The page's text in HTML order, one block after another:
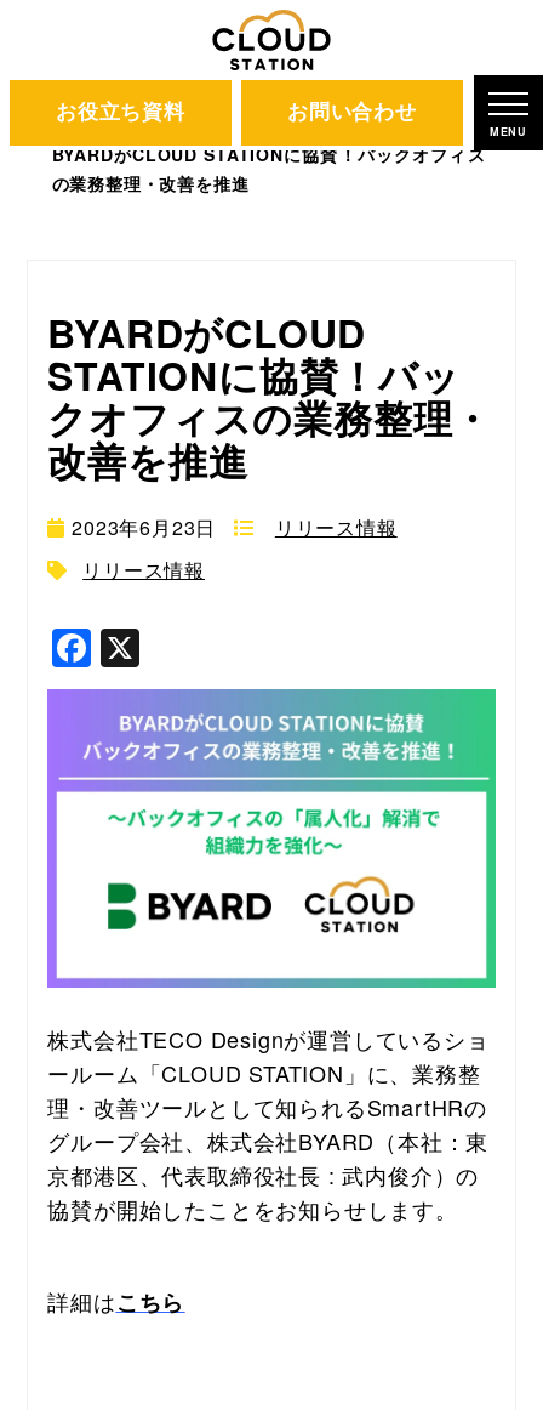
お役立ち資料 お問い合わせ
MENU
CLOUD STATION
ブログ
BYARDがCLOUD STATIONに協賛！バックオフィス
の業務整理・改善を推進
BYARDがCLOUD
STATIONに協賛！バッ
クオフィスの業務整理・
改善を推進
2023年6月23日
リリース情報
リリース情報
F
a
e
b
o
k
株式会社TECO Designが運営しているショ
ールーム「CLOUD STATION」に、業務整
理・改善ツールとして知られるSmartHRの
グループ会社、株式会社BYARD（本社：東
京都港区、代表取締役社長 : 武内俊介）の
協賛が開始したことをお知らせします。
詳細はこちら